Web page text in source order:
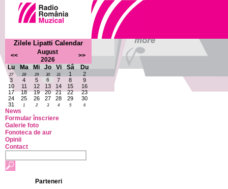
Zilele Lipatti Calendar
<<
August
2026
>>
Lu
Ma Mi Jo Vi Sâ Du
27 28 29 30 31 1
2
3
4 5 6 7 8
9
10
11 12 13 14 15
16
17
18 19 20 21 22
23
24
25 26 27 28 29
30
31
1 2 3 4 5 6
News
Formular înscriere
Galerie foto
Fonoteca de aur
Opinii
Contact
Parteneri